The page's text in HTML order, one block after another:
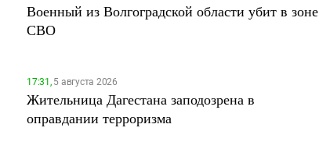
Военный из Волгоградской области убит в зоне
СВО
17:31,5 августа 2026
Жительница Дагестана заподозрена в
оправдании терроризма